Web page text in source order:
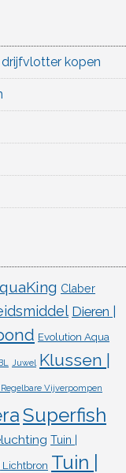
kopen
Claber
Dieren |
Evolution Aqua
Juwel Klussen |
Vijverpompen
Superfish
Tuin |
Lichtbron Tuin |